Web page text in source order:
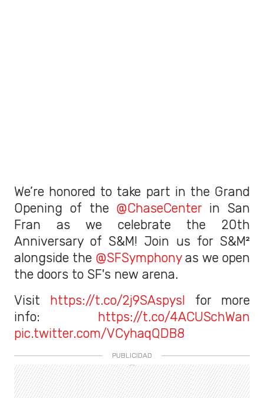
We’re honored to take part in the Grand
Opening of the @ChaseCenterin San
Fran as we celebrate the 20th
Anniversary of S&M! Join us for S&M²
alongside the @SFSymphonyas we open
the doors to SF's new arena.
Visit https://t.co/2j9SAspysI for more
info: https://t.co/4ACUSchWan
pic.twitter.com/VCyhaqQDB8